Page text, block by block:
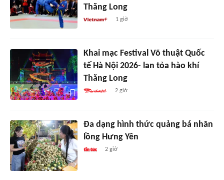
Thăng Long
1 giờ
Khai mạc Festival Võ thuật Quốc
tế Hà Nội 2026- lan tỏa hào khí
Thăng Long
2 giờ
Đa dạng hình thức quảng bá nhãn
lồng Hưng Yên
2 giờ